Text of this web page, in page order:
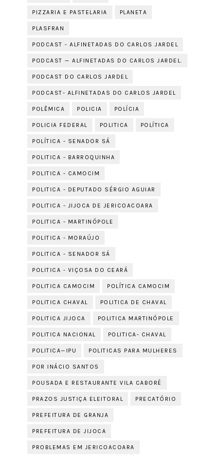
PIZZARIA E PASTELARIA PLANETA
PLASFRAN
PODCAST - ALFINETADAS DO CARLOS JARDEL
PODCAST — ALFINETADAS DO CARLOS JARDEL.
PODCAST DO CARLOS JARDEL
PODCAST- ALFINETADAS DO CARLOS JARDEL
POLÊMICA POLICIA POLÍCIA
POLICIA FEDERAL POLITICA POLÍTICA
POLÍTICA - SENADOR SÁ
POLITICA - BARROQUINHA
POLITICA - CAMOCIM
POLITICA - DEPUTADO SÉRGIO AGUIAR
POLITICA - JIJOCA DE JERICOACOARA
POLITICA - MARTINÓPOLE
POLITICA - MORAÚJO
POLITICA - SENADOR SÁ
POLITICA - VIÇOSA DO CEARÁ
POLITICA CAMOCIM POLÍTICA CAMOCIM
POLITICA CHAVAL POLITICA DE CHAVAL
POLITICA JIJOCA POLITICA MARTINÓPOLE
POLITICA NACIONAL POLITICA- CHAVAL
POLITICA—IPU POLITICAS PARA MULHERES
POR INÁCIO SANTOS
POUSADA E RESTAURANTE VILA CABORÉ
PRAZOS JUSTIÇA ELEITORAL PRECATÓRIO
PREFEITURA DE GRANJA
PREFEITURA DE JIJOCA
PROBLEMAS EM JERICOACOARA